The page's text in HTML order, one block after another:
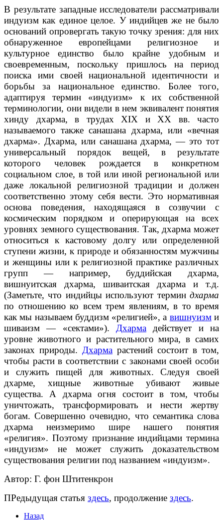
В результате западные исследователи рассматривали
индуизм как единое целое. У индийцев же не было
оснований опровергать такую точку зрения: для них
обнаруженное европейцами религиозное и
культурное единство было крайне удобным и
своевременным, поскольку пришлось на период
поиска ими своей национальной идентичности и
борьбы за национальное единство. Более того,
адаптируя термин «индуизм» к их собственной
терминологии, они видели в нем эквивалент понятия
хинду дхарма, в трудах XIX и XX вв. часто
называемого также санашана дхарма, или «вечная
дхарма». Дхарма, или санашана дхарма, — это тот
универсальный порядок вещей, в результате
которого человек рождается в конкретном
социальном слое, в той или иной региональной или
даже локальной религиозной традиции и должен
соответственно этому себя вести. Это нормативная
основа поведения, находящаяся в созвучии с
космическим порядком и оперирующая на всех
уровнях земного существования. Так, дхарма может
относиться к кастовому долгу или определенной
ступени жизни, к природе и обязанностям мужчины
и женщины или к религиозной практике различных
групп — например, буддийская дхарма,
вишнуитская дхарма, шиваитская дхарма и т.д.
(Заметьте, что индийцы используют термин дхарма
по отношению ко всем трем явлениям, в то время
как мы называем буддизм «религией», а вишнуизми
шиваизм — «сектами»). Дхарма действует и на
уровне животного и растительного мира, в самих
законах природы. Дхарма растений состоит в том,
чтобы расти в соответствии с законами своей особи
и служить пищей для животных. Следуя своей
дхарме, хищные животные убивают живые
существа. А дхарма огня состоит в том, чтобы
уничтожать, трансформировать и нести жертву
богам. Совершенно очевидно, что семантика слова
дхарма неизмеримо шире нашего понятия
«религия». Поэтому признание индийцами термина
«индуизм» не может служить доказательством
существования религии под названием «индуизм».
Автор: Г. фон Штитенкрон
ПРедыдущая статья здесь, продолжение здесь.
Назад